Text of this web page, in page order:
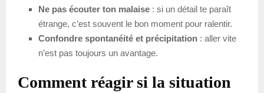
Ne pas écouter ton malaise : si un détail te paraît
étrange, c’est souvent le bon moment pour ralentir.
Confondre spontanéité et précipitation : aller vite
n’est pas toujours un avantage.
Comment réagir si la situation